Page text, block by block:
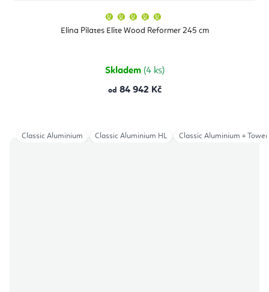
Elina Pilates Elite Wood Reformer 245 cm
produktu
je
hvězdiček.
Skladem (4 ks)
od 84 942 Kč
Classic Aluminium Classic Aluminium HL Classic Aluminium + Tower